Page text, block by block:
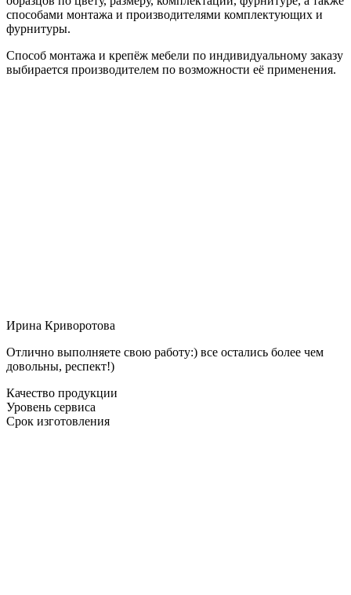
способами монтажа и производителями комплектующих и
фурнитуры.
Способ монтажа и крепёж мебели по индивидуальному заказу
выбирается производителем по возможности её применения.
Ирина Криворотова
Отлично выполняете свою работу:) все остались более чем
довольны, респект!)
Качество продукции
Уровень сервиса
Срок изготовления